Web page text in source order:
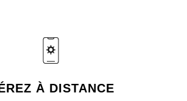
À DISTANCE